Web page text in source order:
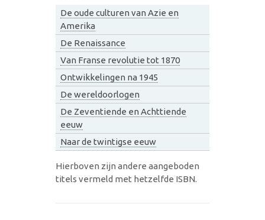
De oude culturen van Azie en
Amerika
De Renaissance
Van Franse revolutie tot 1870
Ontwikkelingen na 1945
De wereldoorlogen
De Zeventiende en Achttiende
eeuw
Naar de twintigse eeuw
Hierboven zijn andere aangeboden
titels vermeld met hetzelfde ISBN.